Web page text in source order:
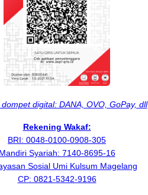
digital: DANA, OVO, GoPay, dll
Rekening Wakaf:
BRI: 0048-0100-0908-305
Mandiri Syariah: 7140-8695-16
Sosial Umi Kulsum Magelang
CP: 0821-5342-9196